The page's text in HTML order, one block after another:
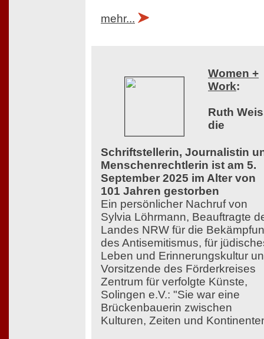
mehr...
Women +
Work:
Ruth
die
Schriftstellerin, Journalistin
Menschenrechtlerin ist am 5.
September 2025 im Alter von
101 Jahren gestorben
Ein persönlicher Nachruf von
Sylvia Löhrmann, Beauftragte
Landes NRW für die
des Antisemitismus, für
Leben und Erinnerungskultur
Vorsitzende des Förderkreises
Zentrum für verfolgte Künste,
Solingen e.V.: "Sie war eine
Brückenbauerin zwischen
Kulturen, Zeiten und